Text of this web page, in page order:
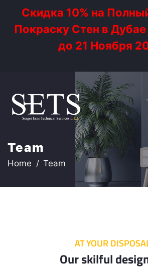
Скидка 10% на
Покраску Стен в Дубае
до 21 Ноября
Team
Home Team
AT YOUR
Our skilful